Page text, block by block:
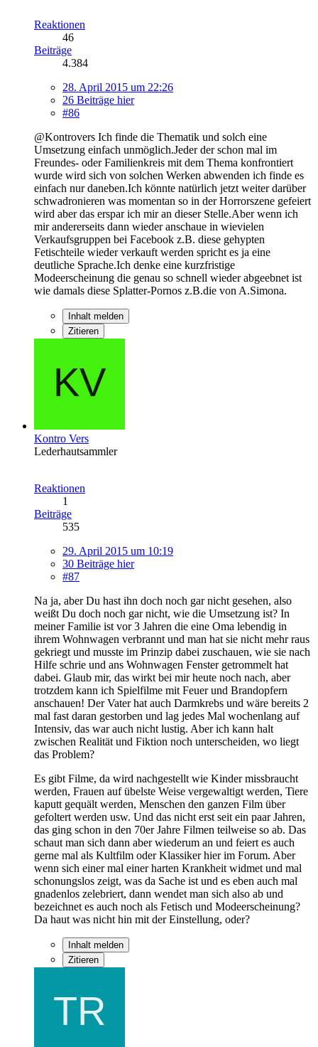
Reaktionen
46
Beiträge
4.384
28. April 2015 um 22:26
26 Beiträge hier
#86
@Kontrovers Ich finde die Thematik und solch eine
Umsetzung einfach unmöglich.Jeder der schon mal im
Freundes- oder Familienkreis mit dem Thema konfrontiert
wurde wird sich von solchen Werken abwenden ich finde es
einfach nur daneben.Ich könnte natürlich jetzt weiter darüber
schwadronieren was momentan so in der Horrorszene gefeiert
wird aber das erspar ich mir an dieser Stelle.Aber wenn ich
mir andererseits dann wieder anschaue in wievielen
Verkaufsgruppen bei Facebook z.B. diese gehypten
Fetischteile wieder verkauft werden spricht es ja eine
deutliche Sprache.Ich denke eine kurzfristige
Modeerscheinung die genau so schnell wieder abgeebnet ist
wie damals diese Splatter-Pornos z.B.die von A.Simona.
Inhalt melden
Zitieren
Kontro Vers
Lederhautsammler
Reaktionen
1
Beiträge
535
29. April 2015 um 10:19
30 Beiträge hier
#87
Na ja, aber Du hast ihn doch noch gar nicht gesehen, also
weißt Du doch noch gar nicht, wie die Umsetzung ist? In
meiner Familie ist vor 3 Jahren die eine Oma lebendig in
ihrem Wohnwagen verbrannt und man hat sie nicht mehr raus
gekriegt und musste im Prinzip dabei zuschauen, wie sie nach
Hilfe schrie und ans Wohnwagen Fenster getrommelt hat
dabei. Glaub mir, das wirkt bei mir heute noch nach, aber
trotzdem kann ich Spielfilme mit Feuer und Brandopfern
anschauen! Der Vater hat auch Darmkrebs und wäre bereits 2
mal fast daran gestorben und lag jedes Mal wochenlang auf
Intensiv, das war auch nicht lustig. Aber ich kann halt
zwischen Realität und Fiktion noch unterscheiden, wo liegt
das Problem?
Es gibt Filme, da wird nachgestellt wie Kinder missbraucht
werden, Frauen auf übelste Weise vergewaltigt werden, Tiere
kaputt gequält werden, Menschen den ganzen Film über
gefoltert werden usw. Und das nicht erst seit ein paar Jahren,
das ging schon in den 70er Jahre Filmen teilweise so ab. Das
schaut man sich dann aber wiederum an und feiert es auch
gerne mal als Kultfilm oder Klassiker hier im Forum. Aber
wenn sich einer mal einer harten Krankheit widmet und mal
schonungslos zeigt, was da Sache ist und es eben auch mal
gnadenlos zelebriert, dann wendet man sich also ab und
bezeichnet es auch noch als Fetisch und Modeerscheinung?
Da haut was nicht hin mit der Einstellung, oder?
Inhalt melden
Zitieren